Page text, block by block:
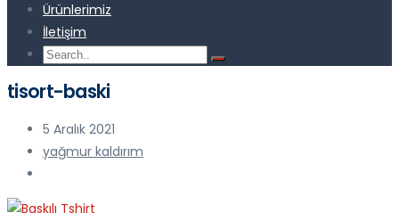
Ürünlerimiz
İletişim
tisort-baski
5 Aralık 2021
yağmur kaldırım